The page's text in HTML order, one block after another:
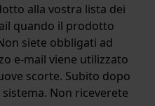
alla vostra lista dei
quando il prodotto
siete obbligati ad
e-mail viene utilizzato
scorte. Subito dopo
Non riceverete